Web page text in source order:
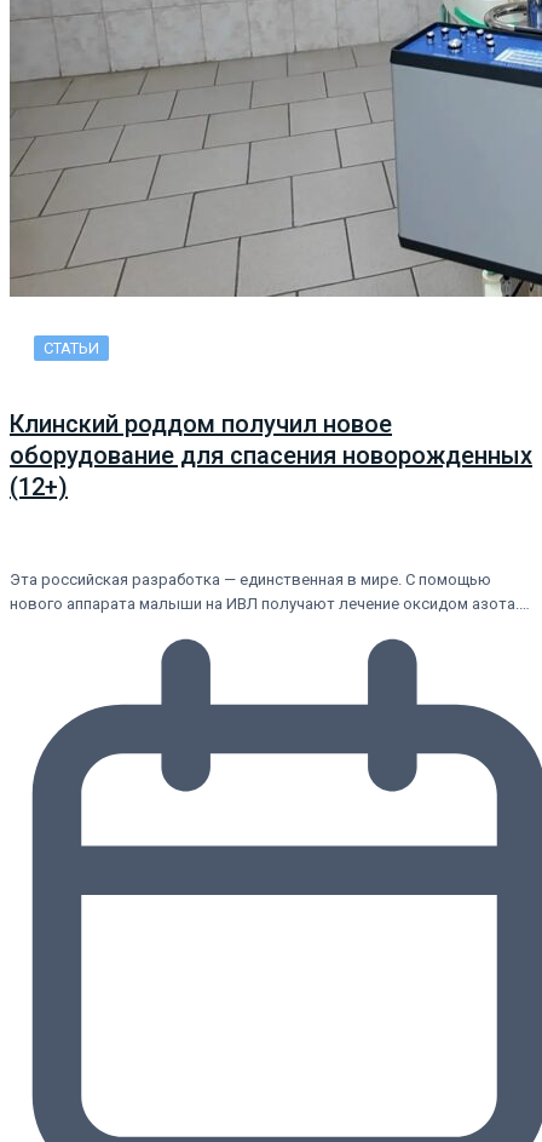
СТАТЬИ
Клинский роддом получил новое
оборудование для спасения новорожденных
(12+)
Эта российская разработка — единственная в мире. С помощью
нового аппарата малыши на ИВЛ получают лечение оксидом азота.…